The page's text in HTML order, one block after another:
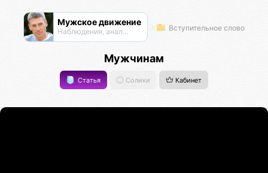
Мужское движение
Наблюдения, анализ, обсуждения Вступительное слово
Мужчинам
Статья Солики Кабинет